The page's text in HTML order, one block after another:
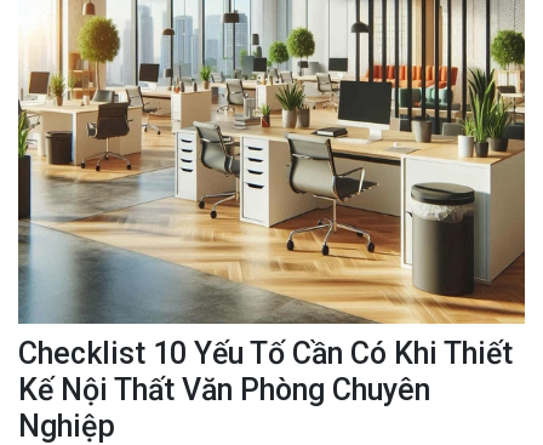
Checklist 10 Yếu Tố Cần Có Khi Thiết
Kế Nội Thất Văn Phòng Chuyên
Nghiệp